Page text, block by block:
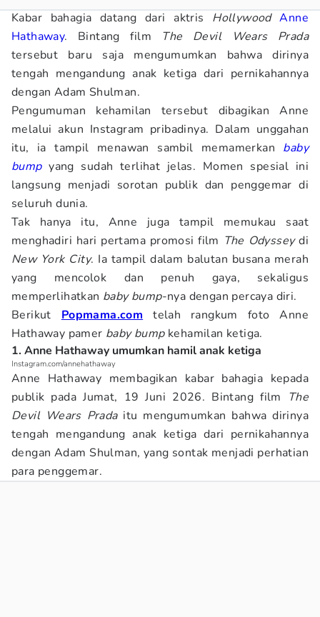
Kabar bahagia datang dari aktris Hollywood Anne
Hathaway. Bintang film The Devil Wears Prada
tersebut baru saja mengumumkan bahwa dirinya
tengah mengandung anak ketiga dari pernikahannya
dengan Adam Shulman.
Pengumuman kehamilan tersebut dibagikan Anne
melalui akun Instagram pribadinya. Dalam unggahan
itu, ia tampil menawan sambil memamerkan baby
bumpyang sudah terlihat jelas. Momen spesial ini
langsung menjadi sorotan publik dan penggemar di
seluruh dunia.
Tak hanya itu, Anne juga tampil memukau saat
menghadiri hari pertama promosi film The Odysseydi
New York City. Ia tampil dalam balutan busana merah
yang mencolok dan penuh gaya, sekaligus
memperlihatkan baby bump-nya dengan percaya diri.
Berikut Popmama.com telah rangkum foto Anne
Hathaway pamer baby bumpkehamilan ketiga.
1. Anne Hathaway umumkan hamil anak ketiga
Instagram.com/annehathaway
Anne Hathaway membagikan kabar bahagia kepada
publik pada Jumat, 19 Juni 2026. Bintang film The
Devil Wears Pradaitu mengumumkan bahwa dirinya
tengah mengandung anak ketiga dari pernikahannya
dengan Adam Shulman, yang sontak menjadi perhatian
para penggemar.